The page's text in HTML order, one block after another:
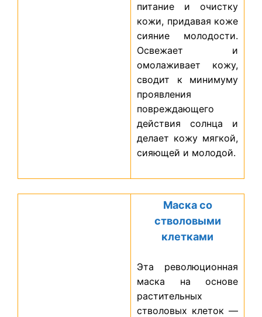
питание и очистку
кожи, придавая коже
сияние молодости.
Освежает и
омолаживает кожу,
сводит к минимуму
проявления
повреждающего
действия солнца и
делает кожу мягкой,
сияющей и молодой.
Маска со
стволовыми
клетками
Эта революционная
маска на основе
растительных
стволовых клеток —